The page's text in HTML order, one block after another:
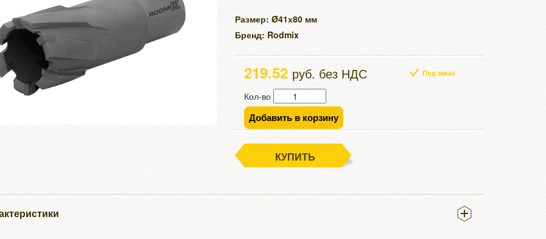
Размер: Ø41х80 мм
Бренд: Rodmix
219.52 руб. без НДС Под заказ
Кол-во
Добавить в корзину
КУПИТЬ